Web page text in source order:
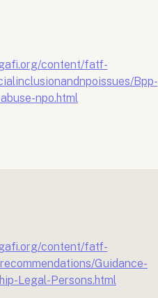
content/fatf-
Bpp-
npo.html
content/fatf-
Guidance-
Legal-Persons.html